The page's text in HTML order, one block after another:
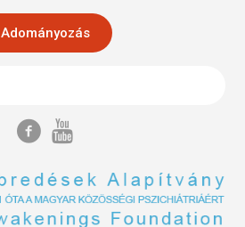
Adományozás